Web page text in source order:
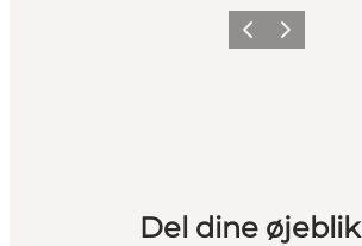
Vorherige Folie
Nächste Folie
Del dine